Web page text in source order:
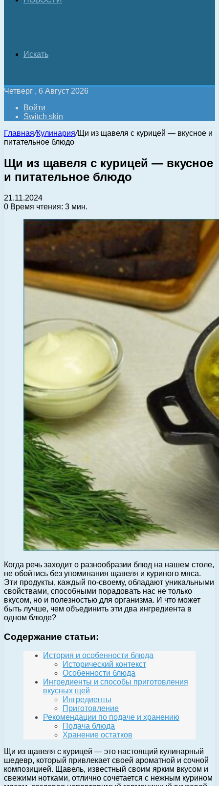
Искать
Четверг , 6 Август 2026
Войти
Switch skin
Главная/Кулинария/Щи из щавеля с курицей — вкусное и
питательное блюдо
Щи из щавеля с курицей — вкусное
и питательное блюдо
21.11.2024
0 Время чтения: 3 мин.
Когда речь заходит о разнообразии блюд на нашем столе,
не обойтись без упоминания щавеля и куриного мяса.
Эти продукты, каждый по-своему, обладают уникальными
свойствами, способными порадовать нас не только
вкусом, но и полезностью для организма. И что может
быть лучше, чем объединить эти два ингредиента в
одном блюде?
Содержание статьи:
История и особенности блюда
Исторический контекст
Особенности блюда
Ингредиенты и способы приготовления
вкусных щей
Ингредиенты
Приготовление
Рекомендации по подаче и хранению
Подача блюда
Хранение остатков
Щи из щавеля с курицей — это настоящий кулинарный
шедевр, который привлекает своей ароматной и сочной
композицией. Щавель, известный своим ярким вкусом и
свежими нотками, отлично сочетается с нежным курином